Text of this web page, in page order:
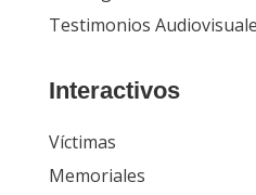
Testimonios
Interactivos
Víctimas
Memoriales